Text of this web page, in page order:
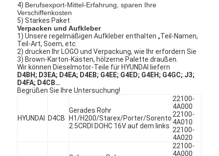
4) Berufsexport-Mittel-Erfahrung, sparen Ihre
Verschiffenkosten
5) Starkes Paket
Verpacken und Aufkleber
1) Unsere regelmäßigen Aufkleber enthalten „Teil-Namen,
Teil-Art, Soem, etc.
2) drucken Ihr LOGO und Verpackung, wie Ihr erfordern Sie
3) Brown-Karton-Kästen, hölzerne Palette draußen.
Wir können Dieselmotor-Teile für HYUNDAI liefern
D4BH; D3EA; D4EA; D4EB; G4EE; G4ED; G4EH; G4GC; J3;
D4FA; D4CB…
Begrüßen Sie Ihre Untersuchung!
HYUNDAI D4CB
Gerades Rohr
H1/H200/Starex/Porter/Sorento
2.5CRDI DOHC 16V auf dem links
22100-
4A000
22100-
4A010
22100-
4A020
22100-
4A000